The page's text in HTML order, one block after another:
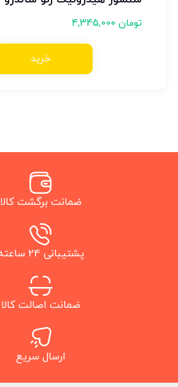
تومان4,345,000
خرید
ضمانت برگشت کالا
پشتیبانی 24 ساعته
ضمانت اصالت کالا
ارسال سریع